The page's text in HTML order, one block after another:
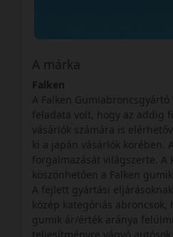
A márka
Falken
A Falken
feladata volt, hogy az addig
vásárlók számára is
ki a japán vásárlók
forgalmazását világszerte.
köszönhetően a Falken
A fejlett gyártási
közép kategóriás
gumik ár/érték aránya
teljesítményre vágyó